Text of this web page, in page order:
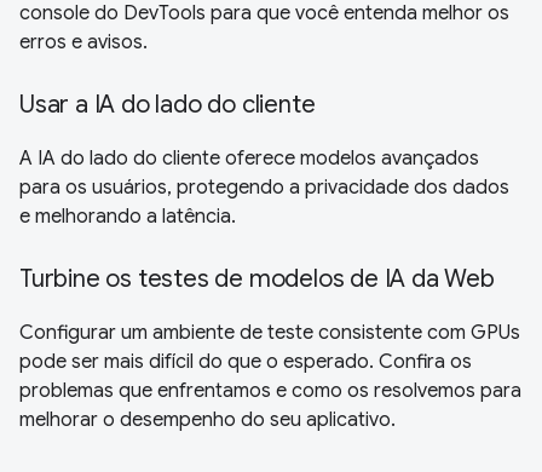
console do DevTools para que você entenda melhor os
erros e avisos.
Usar a IA do lado do cliente
A IA do lado do cliente oferece modelos avançados
para os usuários, protegendo a privacidade dos dados
e melhorando a latência.
Turbine os testes de modelos de IA da Web
Configurar um ambiente de teste consistente com GPUs
pode ser mais difícil do que o esperado. Confira os
problemas que enfrentamos e como os resolvemos para
melhorar o desempenho do seu aplicativo.